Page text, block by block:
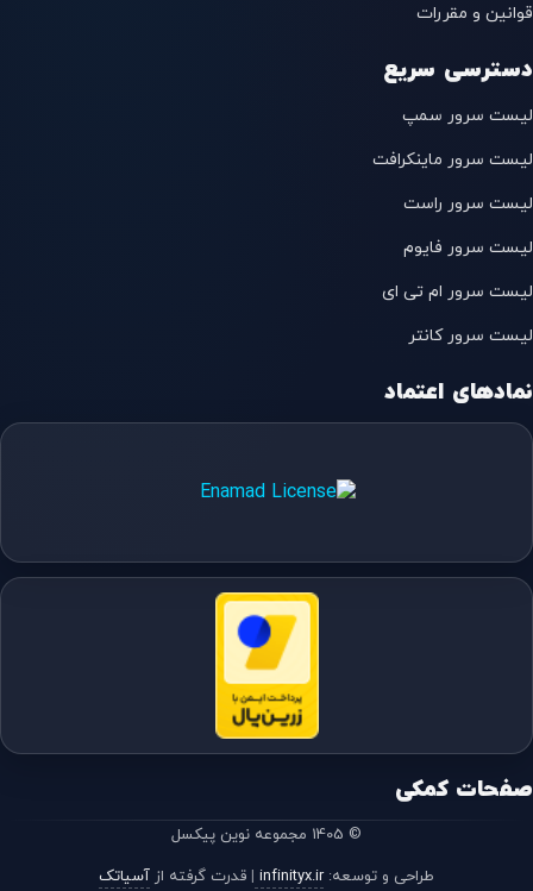
قوانین و مقررات
دسترسی سریع
لیست سرور سمپ
لیست سرور ماینکرافت
لیست سرور راست
لیست سرور فایوم
لیست سرور ام تی ای
لیست سرور کانتر
نمادهای اعتماد
صفحات کمکی
© 1405 مجموعه نوین پیکسل
طراحی و توسعه:infinityx.ir
| قدرت گرفته از آسیاتک